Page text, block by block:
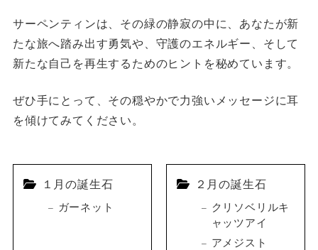
サーペンティンは、その緑の静寂の中に、あなたが新
たな旅へ踏み出す勇気や、守護のエネルギー、そして
新たな自己を再生するためのヒントを秘めています。
ぜひ手にとって、その穏やかで力強いメッセージに耳
を傾けてみてください。
１月の誕生石
ガーネット
２月の誕生石
クリソベリルキ
ャッツアイ
アメジスト